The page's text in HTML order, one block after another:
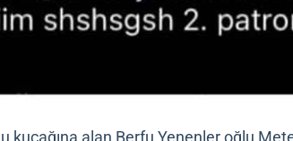
alan Berfu Yenenler oğlu